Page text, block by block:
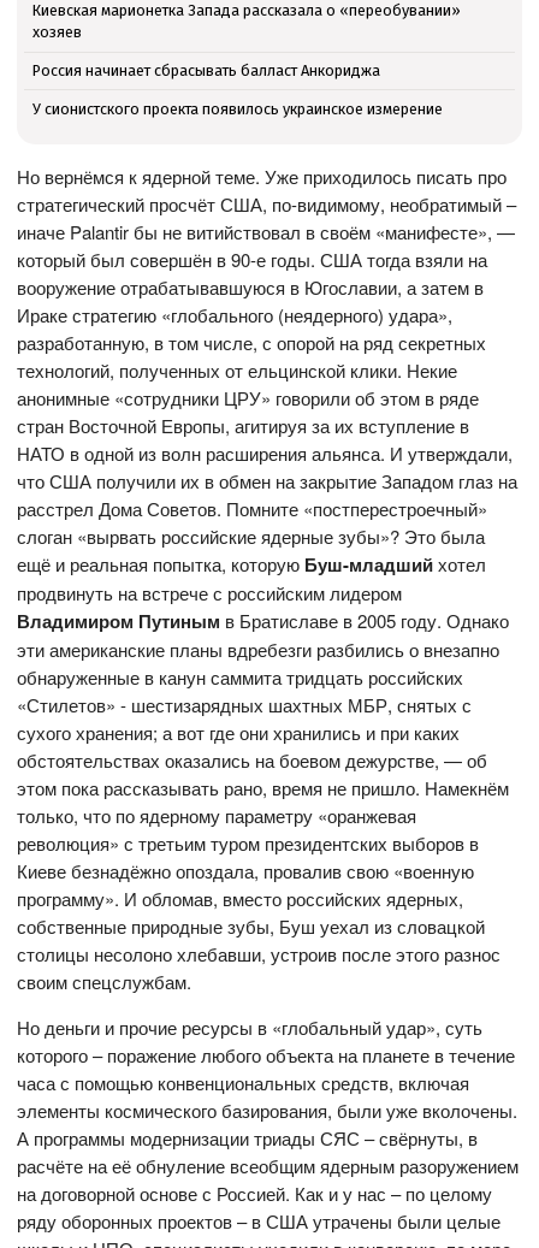
Киевская марионетка Запада рассказала о «переобувании»
хозяев
Россия начинает сбрасывать балласт Анкориджа
У сионистского проекта появилось украинское измерение
Но вернёмся к ядерной теме. Уже приходилось писать про
стратегический просчёт США, по-видимому, необратимый –
иначе Palantir бы не витийствовал в своём «манифесте», —
который был совершён в 90-е годы. США тогда взяли на
вооружение отрабатывавшуюся в Югославии, а затем в
Ираке стратегию «глобального (неядерного) удара»,
разработанную, в том числе, с опорой на ряд секретных
технологий, полученных от ельцинской клики. Некие
анонимные «сотрудники ЦРУ» говорили об этом в ряде
стран Восточной Европы, агитируя за их вступление в
НАТО в одной из волн расширения альянса. И утверждали,
что США получили их в обмен на закрытие Западом глаз на
расстрел Дома Советов. Помните «постперестроечный»
слоган «вырвать российские ядерные зубы»? Это была
ещё и реальная попытка, которую Буш-младшийхотел
продвинуть на встрече с российским лидером
Владимиром Путиным в Братиславе в 2005 году. Однако
эти американские планы вдребезги разбились о внезапно
обнаруженные в канун саммита тридцать российских
«Стилетов» - шестизарядных шахтных МБР, снятых с
сухого хранения; а вот где они хранились и при каких
обстоятельствах оказались на боевом дежурстве, — об
этом пока рассказывать рано, время не пришло. Намекнём
только, что по ядерному параметру «оранжевая
революция» с третьим туром президентских выборов в
Киеве безнадёжно опоздала, провалив свою «военную
программу». И обломав, вместо российских ядерных,
собственные природные зубы, Буш уехал из словацкой
столицы несолоно хлебавши, устроив после этого разнос
своим спецслужбам.
Но деньги и прочие ресурсы в «глобальный удар», суть
которого – поражение любого объекта на планете в течение
часа с помощью конвенциональных средств, включая
элементы космического базирования, были уже вколочены.
А программы модернизации триады СЯС – свёрнуты, в
расчёте на её обнуление всеобщим ядерным разоружением
на договорной основе с Россией. Как и у нас – по целому
ряду оборонных проектов – в США утрачены были целые